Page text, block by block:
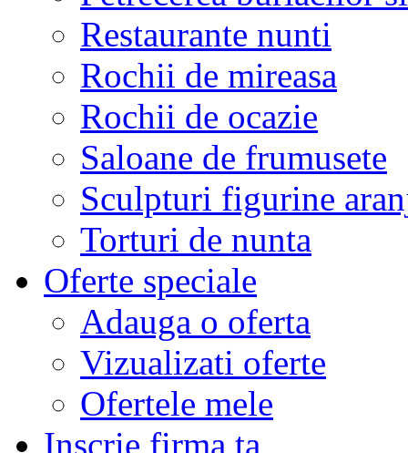
Restaurante nunti
Rochii de mireasa
Rochii de ocazie
Saloane de frumusete
Sculpturi figurine
Torturi de nunta
Oferte speciale
Adauga o oferta
Vizualizati oferte
Ofertele mele
Inscrie firma ta